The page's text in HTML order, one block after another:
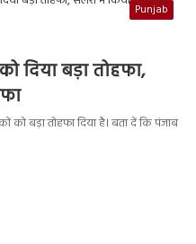
Punjab
दिया बड़ा तोहफा,
को बड़ा तोहफा दिया है। बता दें कि पंजाब